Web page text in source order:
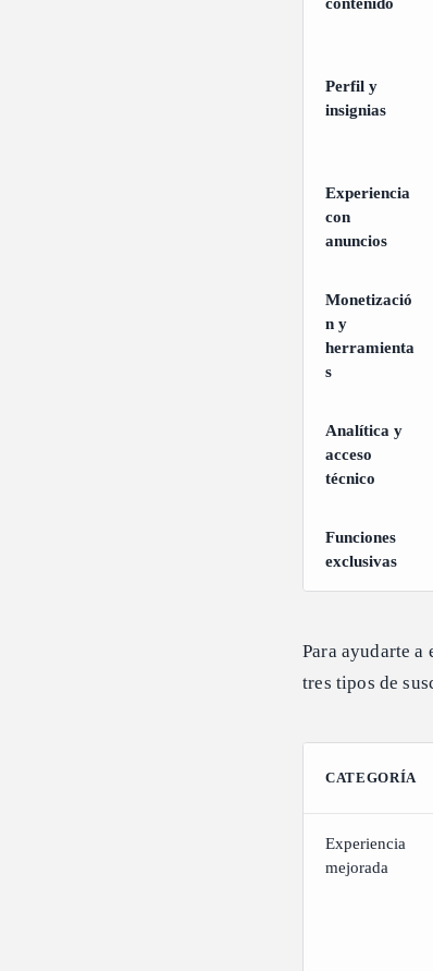
Perfil y
insignias
Experiencia
con
anuncios
Monetizació
n y
herramienta
s
Analítica y
acceso
técnico
Funciones
exclusivas
Para ayudarte a
tres tipos de
CATEGORÍA
Experiencia
mejorada